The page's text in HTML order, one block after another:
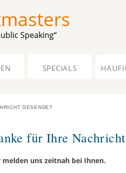
Speaking“
SPECIALS
GESENDET
für Ihre Nachricht
melden uns zeitnah bei Ihnen.